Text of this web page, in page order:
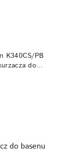
K340CS/PB
do
KOSZYKA